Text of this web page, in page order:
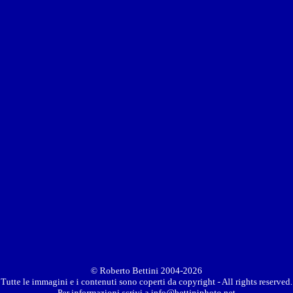
© Roberto Bettini 2004-2026
Tutte le immagini e i contenuti sono coperti da copyright - All rights reserved.